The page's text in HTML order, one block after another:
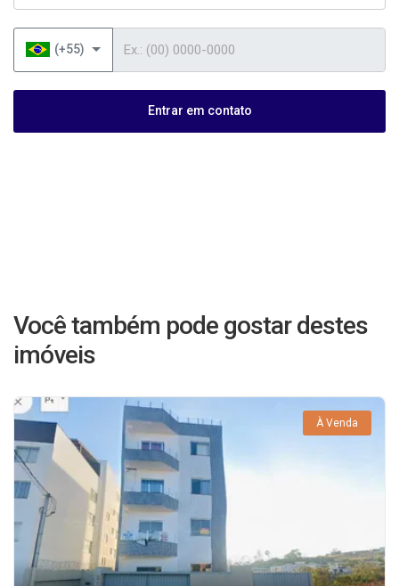
(+55)
Entrar em contato
Você também pode gostar destes
imóveis
À Venda